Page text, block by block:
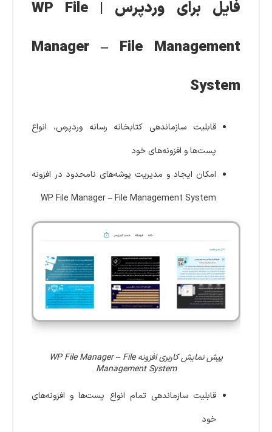
فایل برای وردپرس | WP File
Manager – File Management
System
قابلیت سازماندهی کتابخانه رسانه وردپرس، انواع
پست‌ها و افزونه‌های خود
امکان ایجاد و مدیریت پوشه‌های نامحدود در افزونه
WP File Manager – File Management System
پیش نمایش کاربری افزونه WP File Manager – File
Management System
قابلیت سازماندهی تمام انواع پست‌ها و افزونه‌های
خود